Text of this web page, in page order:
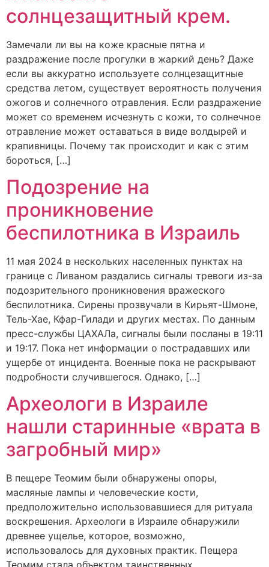
солнцезащитный крем.
Замечали ли вы на коже красные пятна и
раздражение после прогулки в жаркий день? Даже
если вы аккуратно используете солнцезащитные
средства летом, существует вероятность получения
ожогов и солнечного отравления. Если раздражение
может со временем исчезнуть с кожи, то солнечное
отравление может оставаться в виде волдырей и
крапивницы. Почему так происходит и как с этим
бороться, […]
Подозрение на
проникновение
беспилотника в Израиль
11 мая 2024 в нескольких населенных пунктах на
границе с Ливаном раздались сигналы тревоги из-за
подозрительного проникновения вражеского
беспилотника. Сирены прозвучали в Кирьят-Шмоне,
Тель-Хае, Кфар-Гилади и других местах. По данным
пресс-службы ЦАХАЛа, сигналы были посланы в 19:11
и 19:17. Пока нет информации о пострадавших или
ущербе от инцидента. Военные пока не раскрывают
подробности случившегося. Однако, […]
Археологи в Израиле
нашли старинные «врата в
загробный мир»
В пещере Теомим были обнаружены опоры,
масляные лампы и человеческие кости,
предположительно использовавшиеся для ритуала
воскрешения. Археологи в Израиле обнаружили
древнее ущелье, которое, возможно,
использовалось для духовных практик. Пещера